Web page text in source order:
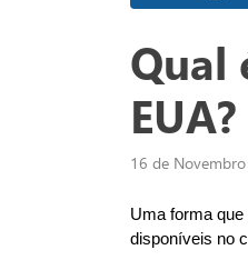
Qual
EUA?
16 de
Uma forma
disponíveis no